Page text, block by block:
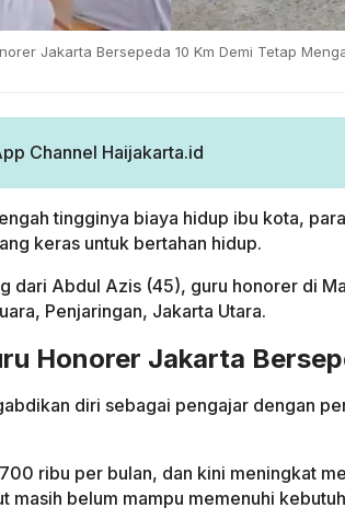
Jakarta Bersepeda 10 Km Demi Tetap
Channel Haijakarta.id
tingginya biaya hidup ibu kota,
keras untuk bertahan hidup.
dari Abdul Azis (45), guru honorer di
Penjaringan, Jakarta Utara.
Honorer Jakarta
diri sebagai pengajar dengan
ribu per bulan, dan kini meningkat
masih belum mampu memenuhi